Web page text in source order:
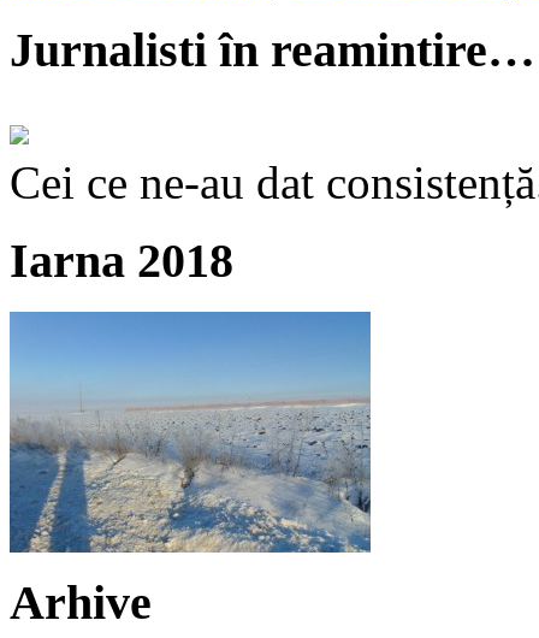
Jurnalisti în reamintire…
Cei ce ne-au dat
Iarna 2018
Arhive